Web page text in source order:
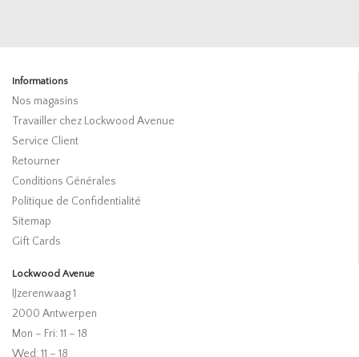
Informations
Nos magasins
Travailler chez Lockwood Avenue
Service Client
Retourner
Conditions Générales
Politique de Confidentialité
Sitemap
Gift Cards
Lockwood Avenue
IJzerenwaag 1
2000 Antwerpen
Mon – Fri: 11 – 18
Wed: 11 – 18